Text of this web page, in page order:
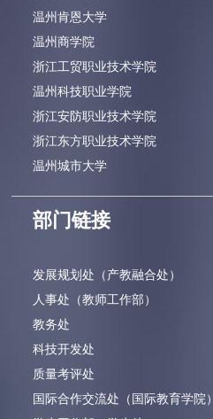
温州肯恩大学
温州商学院
浙江工贸职业技术学院
温州科技职业学院
浙江安防职业技术学院
浙江东方职业技术学院
温州城市大学
部门链接
发展规划处（产教融合处）
人事处（教师工作部）
教务处
科技开发处
质量考评处
国际合作交流处（国际教育学院）